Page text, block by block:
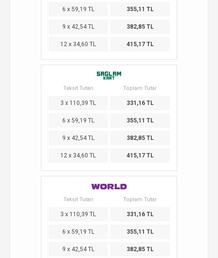
6 x 59,19 TL 355,11 TL
9 x 42,54 TL 382,85 TL
12 x 34,60 TL 415,17 TL
Taksit Tutarı Toplam Tutar
3 x 110,39 TL 331,16 TL
6 x 59,19 TL 355,11 TL
9 x 42,54 TL 382,85 TL
12 x 34,60 TL 415,17 TL
Taksit Tutarı Toplam Tutar
3 x 110,39 TL 331,16 TL
6 x 59,19 TL 355,11 TL
9 x 42,54 TL 382,85 TL